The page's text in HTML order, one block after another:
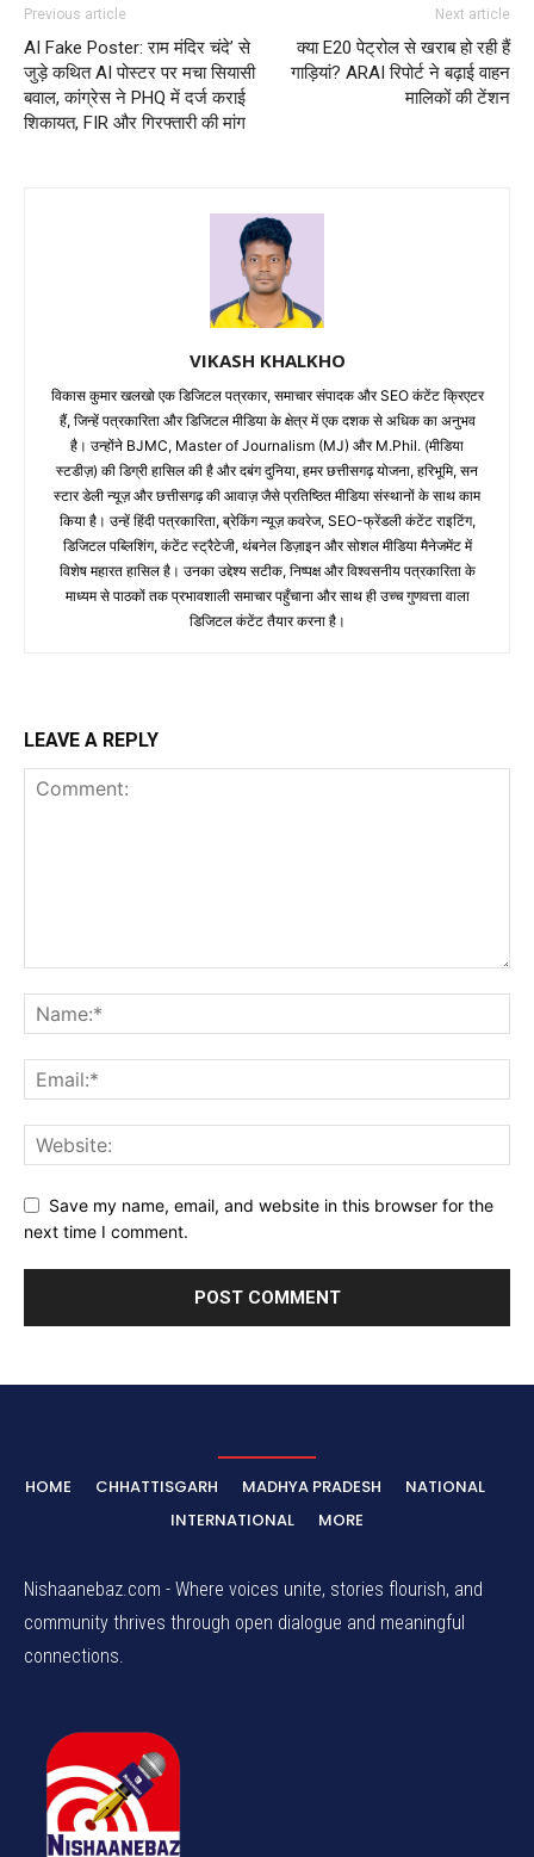
Previous article
AI Fake Poster: राम मंदिर चंदे’ से
जुड़े कथित AI पोस्टर पर मचा सियासी
बवाल, कांग्रेस ने PHQ में दर्ज कराई
शिकायत, FIR और गिरफ्तारी की मांग
Next article
क्या E20 पेट्रोल से खराब हो रही हैं
गाड़ियां? ARAI रिपोर्ट ने बढ़ाई वाहन
मालिकों की टेंशन
VIKASH KHALKHO
विकास कुमार खलखो एक डिजिटल पत्रकार, समाचार संपादक और SEO कंटेंट क्रिएटर
हैं, जिन्हें पत्रकारिता और डिजिटल मीडिया के क्षेत्र में एक दशक से अधिक का अनुभव
है। उन्होंने BJMC, Master of Journalism (MJ) और M.Phil. (मीडिया
स्टडीज़) की डिग्री हासिल की है और दबंग दुनिया, हमर छत्तीसगढ़ योजना, हरिभूमि, सन
स्टार डेली न्यूज़ और छत्तीसगढ़ की आवाज़ जैसे प्रतिष्ठित मीडिया संस्थानों के साथ काम
किया है। उन्हें हिंदी पत्रकारिता, ब्रेकिंग न्यूज़ कवरेज, SEO-फ्रेंडली कंटेंट राइटिंग,
डिजिटल पब्लिशिंग, कंटेंट स्ट्रैटेजी, थंबनेल डिज़ाइन और सोशल मीडिया मैनेजमेंट में
विशेष महारत हासिल है। उनका उद्देश्य सटीक, निष्पक्ष और विश्वसनीय पत्रकारिता के
माध्यम से पाठकों तक प्रभावशाली समाचार पहुँचाना और साथ ही उच्च गुणवत्ता वाला
डिजिटल कंटेंट तैयार करना है।
LEAVE A REPLY
Save my name, email, and website in this browser for the
next time I comment.
HOME CHHATTISGARH MADHYA PRADESH
NATIONAL
INTERNATIONAL
MORE
Nishaanebaz.com - Where voices unite, stories flourish, and
community thrives through open dialogue and meaningful
connections.